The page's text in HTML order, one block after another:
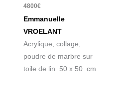
4800€
Emmanuelle
VROELANT
Acrylique, collage,
poudre de marbre sur
toile de lin 50 x 50 cm